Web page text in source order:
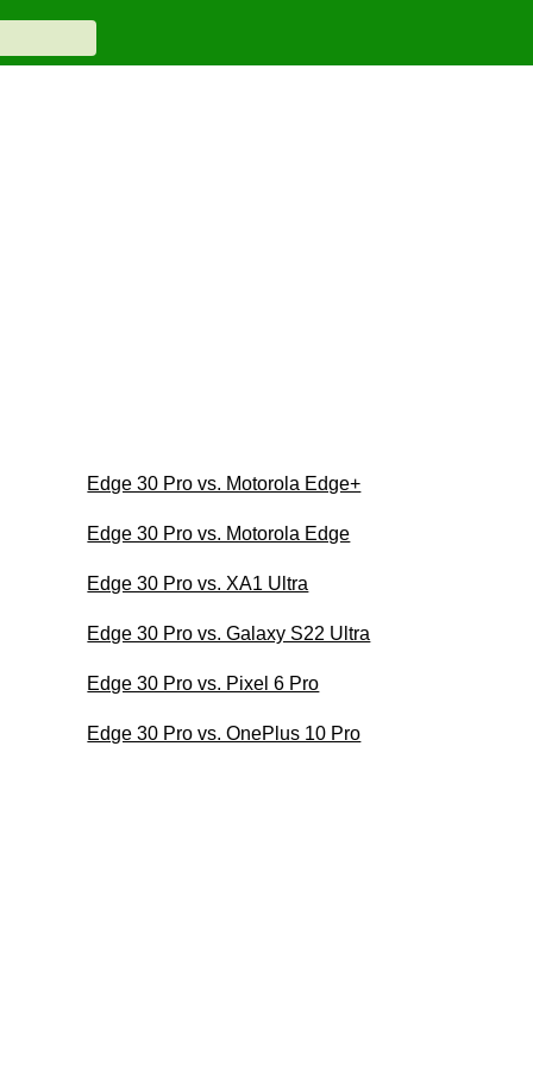
Edge 30 Pro vs. Motorola Edge+
Edge 30 Pro vs. Motorola Edge
Edge 30 Pro vs. XA1 Ultra
Edge 30 Pro vs. Galaxy S22 Ultra
Edge 30 Pro vs. Pixel 6 Pro
Edge 30 Pro vs. OnePlus 10 Pro